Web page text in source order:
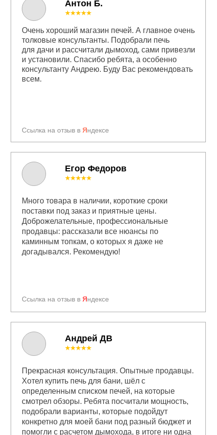
Антон Б.
Ссылка на отзыв в Яндексе
★★★★★
Очень хороший магазин печей. А главное очень
толковые консультанты. Подобрали печь
для дачи и рассчитали дымоход, сами привезли
и установили. Спасибо ребята, а особенно
консультанту Андрею. Буду Вас рекомендовать
всем.
Егор Федоров
Ссылка на отзыв в Яндексе
★★★★★
Много товара в наличии, короткие сроки
поставки под заказ и приятные цены.
Доброжелательные, профессиональные
продавцы: рассказали все нюансы по
каминным топкам, о которых я даже не
догадывался. Рекомендую!
Андрей ДВ
★★★★★
Прекрасная консультация. Опытные продавцы.
Хотел купить печь для бани, шёл с
определенным списком печей, на которые
смотрел обзоры. Ребята посчитали мощность,
подобрали варианты, которые подойдут
конкретно для моей бани под разный бюджет и
помогли с расчетом дымохода, в итоге ни одна